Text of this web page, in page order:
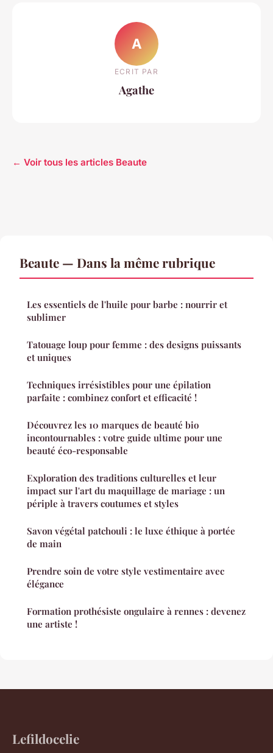
A
ECRIT PAR
Agathe
← Voir tous les articles Beaute
Beaute — Dans la même rubrique
Les essentiels de l'huile pour barbe : nourrir et
sublimer
Tatouage loup pour femme : des designs puissants
et uniques
Techniques irrésistibles pour une épilation
parfaite : combinez confort et efficacité !
Découvrez les 10 marques de beauté bio
incontournables : votre guide ultime pour une
beauté éco-responsable
Exploration des traditions culturelles et leur
impact sur l'art du maquillage de mariage : un
périple à travers coutumes et styles
Savon végétal patchouli : le luxe éthique à portée
de main
Prendre soin de votre style vestimentaire avec
élégance
Formation prothésiste ongulaire à rennes : devenez
une artiste !
Lefildocelie